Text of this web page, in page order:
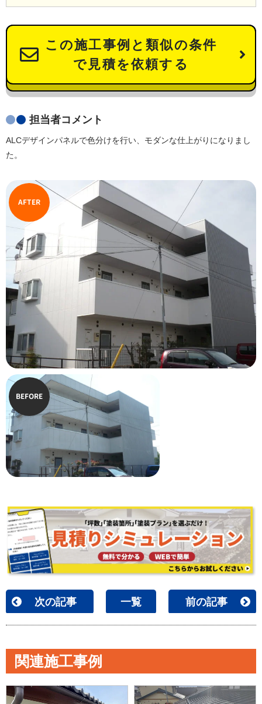
この施工事例と類似の条件
で見積を依頼する
担当者コメント
ALCデザインパネルで色分けを行い、モダンな仕上がりになりまし
た。
AFTER
BEFORE
次の記事 一覧 前の記事
関連施工事例